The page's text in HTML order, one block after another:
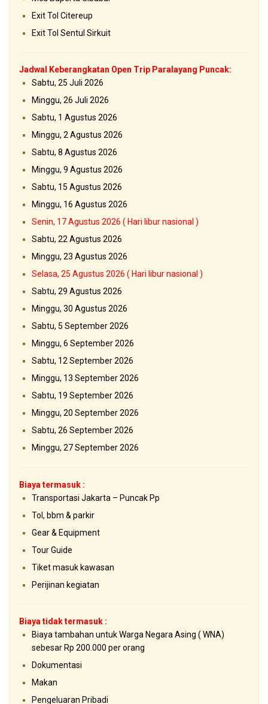
Exit Tol Citereup
Exit Tol Sentul Sirkuit
Jadwal Keberangkatan Open Trip Paralayang Puncak:
Sabtu, 25 Juli 2026
Minggu, 26 Juli 2026
Sabtu, 1 Agustus 2026
Minggu, 2 Agustus 2026
Sabtu, 8 Agustus 2026
Minggu, 9 Agustus 2026
Sabtu, 15 Agustus 2026
Minggu, 16 Agustus 2026
Senin, 17 Agustus 2026 ( Hari libur nasional )
Sabtu, 22 Agustus 2026
Minggu, 23 Agustus 2026
Selasa, 25 Agustus 2026 ( Hari libur nasional )
Sabtu, 29 Agustus 2026
Minggu, 30 Agustus 2026
Sabtu, 5 September 2026
Minggu, 6 September 2026
Sabtu, 12 September 2026
Minggu, 13 September 2026
Sabtu, 19 September 2026
Minggu, 20 September 2026
Sabtu, 26 September 2026
Minggu, 27 September 2026
Biaya termasuk :
Transportasi Jakarta – Puncak Pp
Tol, bbm & parkir
Gear & Equipment
Tour Guide
Tiket masuk kawasan
Perijinan kegiatan
Biaya tidak termasuk :
Biaya tambahan untuk Warga Negara Asing ( WNA)
sebesar Rp 200.000 per orang
Dokumentasi
Makan
Pengeluaran Pribadi